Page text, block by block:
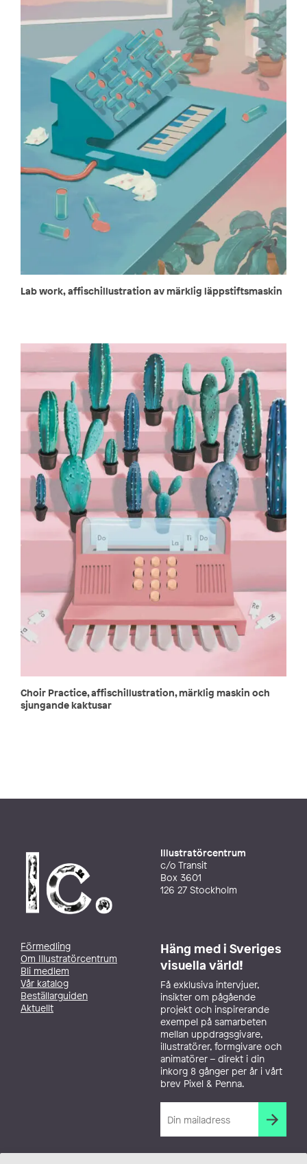
Lab work, affischillustration av märklig läppstiftsmaskin
Choir Practice, affischillustration, märklig maskin och
sjungande kaktusar
Illustratörcentrum
c/o Transit
Box 3601
126 27 Stockholm
Förmedling
Om Illustratörcentrum
Bli medlem
Vår katalog
Beställarguiden
Aktuellt
Häng med i Sveriges
visuella värld!
Få exklusiva intervjuer,
insikter om pågående
projekt och inspirerande
exempel på samarbeten
mellan uppdragsgivare,
illustratörer, formgivare och
animatörer – direkt i din
inkorg 8 gånger per år i vårt
brev Pixel & Penna.